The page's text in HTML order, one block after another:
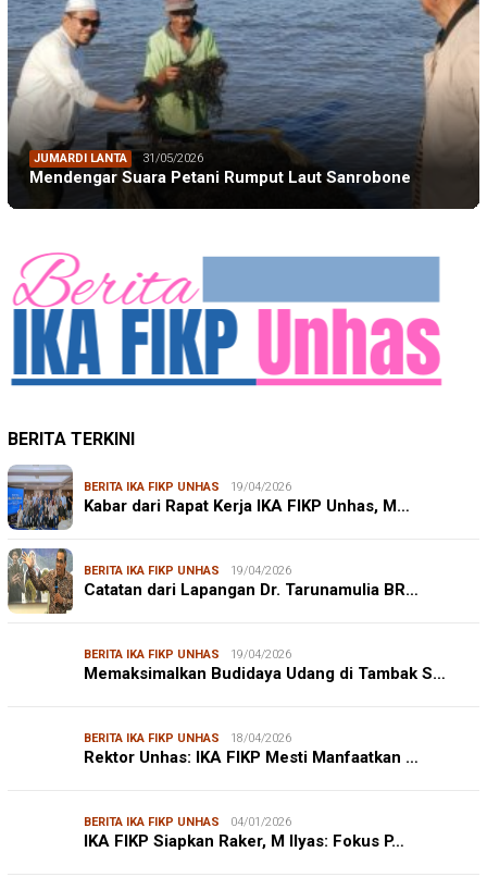
JUMARDI LANTA 31/05/2026
Mendengar Suara Petani Rumput Laut Sanrobone
BERITA TERKINI
BERITA IKA FIKP UNHAS 19/04/2026
Kabar dari Rapat Kerja IKA FIKP Unhas, M…
BERITA IKA FIKP UNHAS 19/04/2026
Catatan dari Lapangan Dr. Tarunamulia BR…
BERITA IKA FIKP UNHAS 19/04/2026
Memaksimalkan Budidaya Udang di Tambak S…
BERITA IKA FIKP UNHAS 18/04/2026
Rektor Unhas: IKA FIKP Mesti Manfaatkan …
BERITA IKA FIKP UNHAS 04/01/2026
IKA FIKP Siapkan Raker, M Ilyas: Fokus P…